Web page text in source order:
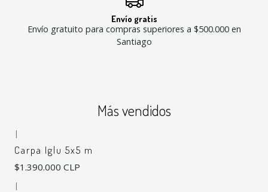
Envío gratis
Envío gratuito para compras superiores a $500.000 en
Santiago
Más vendidos
|
Carpa Iglu 5x5 m
$1.390.000 CLP
|